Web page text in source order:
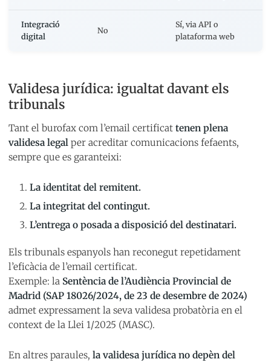
Integració
digital
No
Sí, via API o
plataforma web
Validesa jurídica: igualtat davant els
tribunals
Tant el burofax com l’email certificat tenen plena
validesa legal per acreditar comunicacions fefaents,
sempre que es garanteixi:
La identitat del remitent.
La integritat del contingut.
L’entrega o posada a disposició del destinatari.
Els tribunals espanyols han reconegut repetidament
l’eficàcia de l’email certificat.
Exemple: la Sentència de l’Audiència Provincial de
Madrid (SAP 18026/2024, de 23 de desembre de 2024)
admet expressament la seva validesa probatòria en el
context de la Llei 1/2025 (MASC).
En altres paraules, la validesa jurídica no depèn del